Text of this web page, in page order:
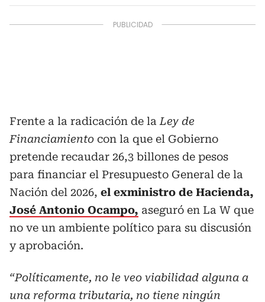
Frente a la radicación de la Ley de
Financiamiento con la que el Gobierno
pretende recaudar 26,3 billones de pesos
para financiar el Presupuesto General de la
Nación del 2026, el exministro de Hacienda,
José Antonio Ocampo, aseguró en La W que
no ve un ambiente político para su discusión
y aprobación.
“Políticamente, no le veo viabilidad alguna a
una reforma tributaria, no tiene ningún